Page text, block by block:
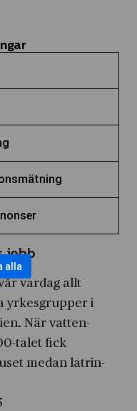
jobb
vardag allt
yrkes­grupper i
När vatten­
talet fick
medan latrin­
cookies
för
kryssruta
för
kryssruta
för
för
kryssruta
alla